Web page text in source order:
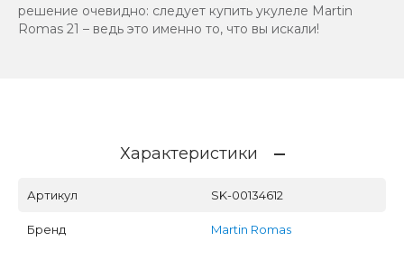
решение очевидно: следует купить укулеле Martin
Romas 21 – ведь это именно то, что вы искали!
Характеристики
Артикул SK-00134612
Бренд Martin Romas